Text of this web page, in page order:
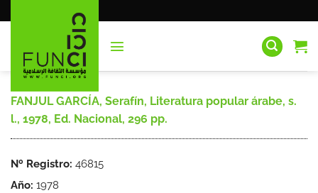
al
FANJUL GARCÍA, Serafín, Literatura popular árabe, s.
l., 1978, Ed. Nacional, 296 pp.
Nº Registro: 46815
Año: 1978